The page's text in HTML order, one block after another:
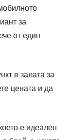
за
от един
в залата за
цената и да
е идеален